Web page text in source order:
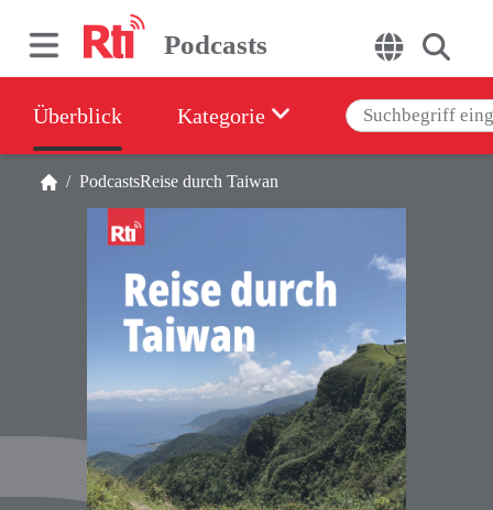
Podcasts
Überblick Kategorie
/PodcastsReise durch Taiwan